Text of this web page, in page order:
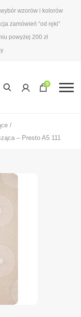
wzorów i kolorów
zamówień “od ręki”
powyżej 200 zł
0
/
– Presto A5 111